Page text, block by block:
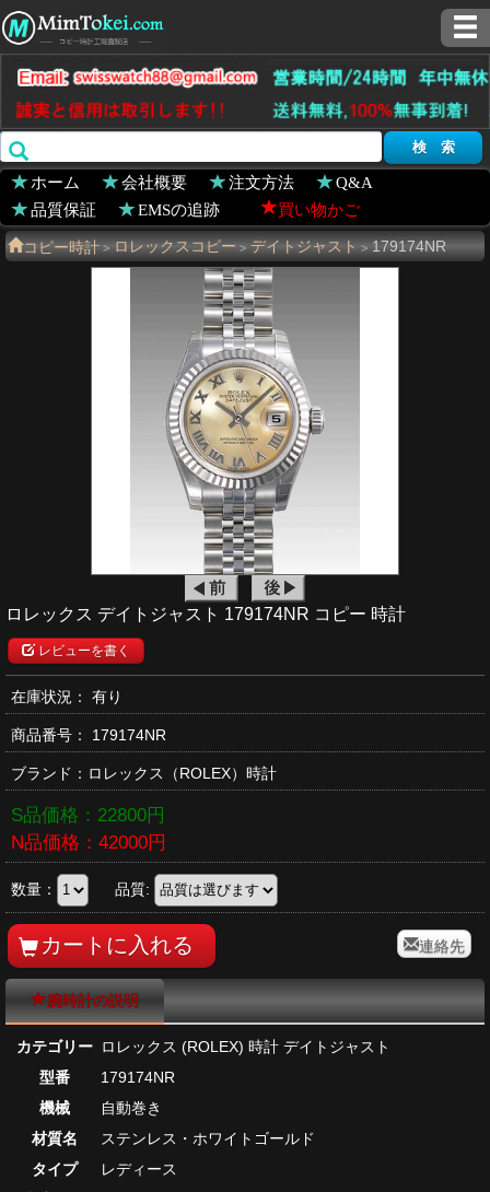
ホーム 会社概要 注文方法
Q&A
品質保証
EMSの追跡 買い物かご
コピー時計 > ロレックスコピー > デイトジャスト > 179174NR
ロレックス デイトジャスト 179174NR コピー 時計
レビューを書く
在庫状況： 有り
商品番号： 179174NR
ブランド： ロレックス （ROLEX）時計
S品価格： 22800円
N品価格： 42000円
数量： 品質:
連絡先
腕時計の説明
カテゴリー ロレックス (ROLEX) 時計 デイトジャスト
型番
179174NR
機械
自動巻き
材質名
ステンレス・ホワイトゴールド
タイプ
レディース